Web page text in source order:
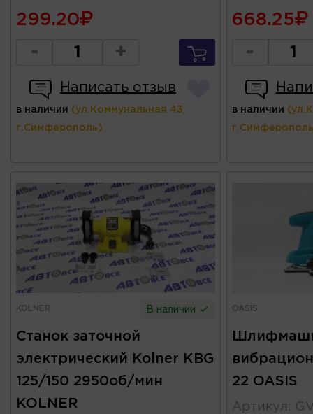
299.20
- +
Написать отзыв
в наличии (ул.Коммунальная 43,
г.Симферополь)
668.25
-
в наличии
KOLNER В наличии
Станок заточной
электрический Kolner KBG
125/150 2950об/мин
KOLNER
OASIS
22 OASIS
Артикул :